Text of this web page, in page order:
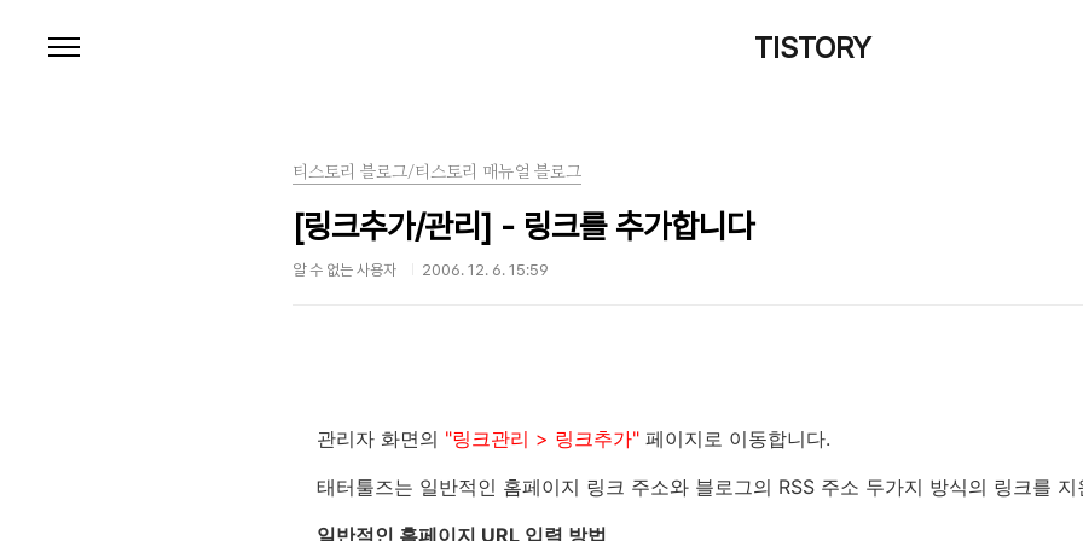
TISTORY
티스토리 블로그/티스토리 매뉴얼 블로그
[링크추가/관리] - 링크를 추가합니다
알 수 없는 사용자 2006. 12. 6. 15:59
관리자 화면의 "링크관리 > 링크추가" 페이지로 이동합니다.
태터툴즈는 일반적인 홈페이지 링크 주소와 블로그의 RSS 주소 두가지 방식의 링크를 지
일반적인 홈페이지 URL 입력 방법